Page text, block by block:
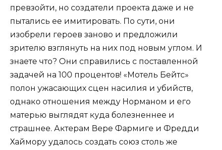
превзойти, но создатели проекта даже и не
пытались ее имитировать. По сути, они
изобрели героев заново и предложили
зрителю взглянуть на них под новым углом. И
знаете что? Они справились с поставленной
задачей на 100 процентов! «Мотель Бейтс»
полон ужасающих сцен насилия и убийств,
однако отношения между Норманом и его
матерью выглядят куда болезненнее и
страшнее. Актерам Вере Фармиге и Фредди
Хаймору удалось создать союз столь же